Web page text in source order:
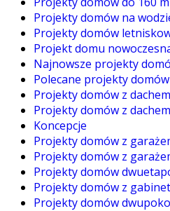
Projekty domów na
Projekty domów
Projekt domu
Najnowsze projekty
Polecane projekty domów
Projekty domów z
Projekty domów z
Koncepcje
Projekty domów z
Projekty domów z
Projekty domów
Projekty domów z
Projekty domów